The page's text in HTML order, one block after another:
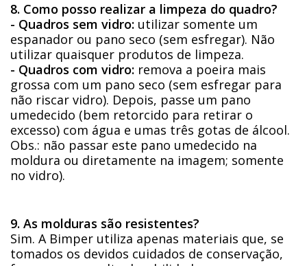
8. Como posso realizar a limpeza do quadro?
- Quadros sem vidro: utilizar somente um
espanador ou pano seco (sem esfregar). Não
utilizar quaisquer produtos de limpeza.
- Quadros com vidro: remova a poeira mais
grossa com um pano seco (sem esfregar para
não riscar vidro). Depois, passe um pano
umedecido (bem retorcido para retirar o
excesso) com água e umas três gotas de álcool.
Obs.: não passar este pano umedecido na
moldura ou diretamente na imagem; somente
no vidro).
9. As molduras são resistentes?
Sim. A Bimper utiliza apenas materiais que, se
tomados os devidos cuidados de conservação,